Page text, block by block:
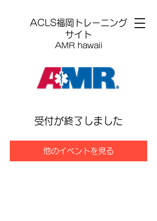
​ACLS福岡トレーニング
サイト
AMR hawaii
受付が終了しました
他のイベントを見る